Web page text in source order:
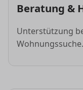
Beratung &
Unterstützung
Wohnungssuche.